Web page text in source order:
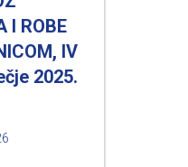
I ROBE
IV
2025.